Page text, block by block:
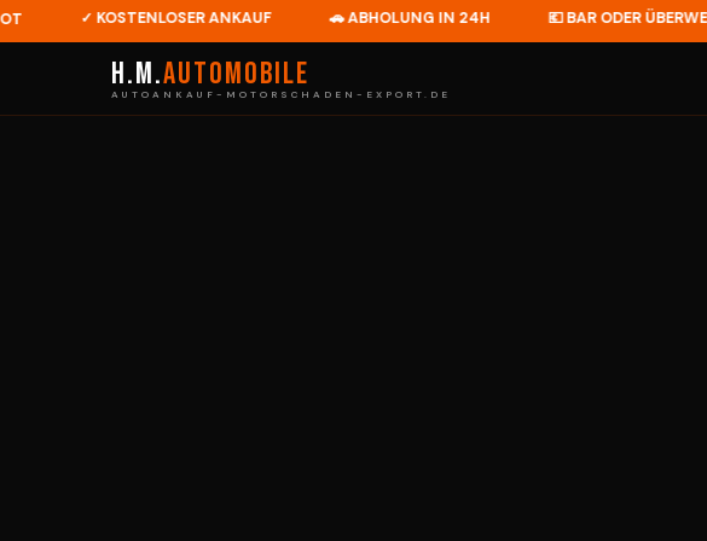
✓ KOSTENLOSER ANKAUF 🚗 ABHOLUNG IN 24H 💶 BAR ODER ÜBERWEISUNG
H.M.Automobile
AUTOANKAUF-MOTORSCHADEN-EXPORT.DE